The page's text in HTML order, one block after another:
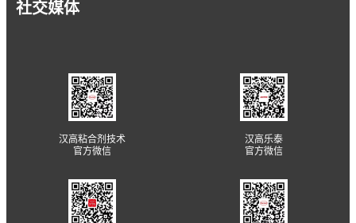
社交媒体
汉高粘合剂技术
官方微信
汉高乐泰
官方微信